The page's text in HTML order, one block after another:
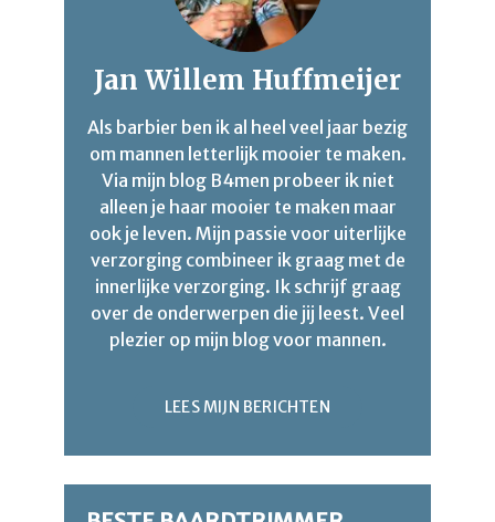
Jan Willem Huffmeijer
Als barbier ben ik al heel veel jaar bezig
om mannen letterlijk mooier te maken.
Via mijn blog B4men probeer ik niet
alleen je haar mooier te maken maar
ook je leven. Mijn passie voor uiterlijke
verzorging combineer ik graag met de
innerlijke verzorging. Ik schrijf graag
over de onderwerpen die jij leest. Veel
plezier op mijn blog voor mannen.
LEES MIJN BERICHTEN